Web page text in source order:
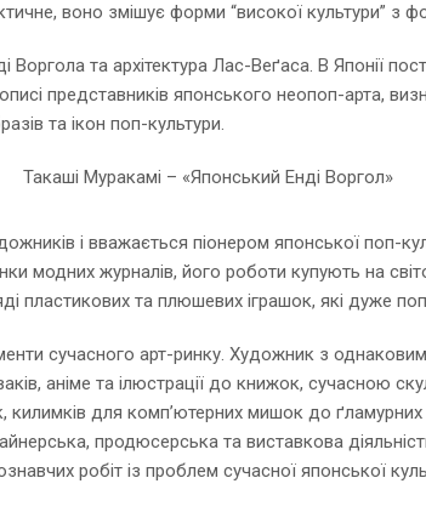
воно змішує форми “високої культури” з
та архітектура Лас-Веґаса. В Японії
представників японського неопоп-арта,
та ікон поп-культури.
і вважається піонером японської
журналів, його роботи купують на
пластикових та плюшевих іграшок, які дуже
сучасного арт-ринку. Художник з
аніме та ілюстрації до книжок, сучасною
для комп’ютерних мишок до
продюсерська та виставкова
робіт із проблем сучасної японської